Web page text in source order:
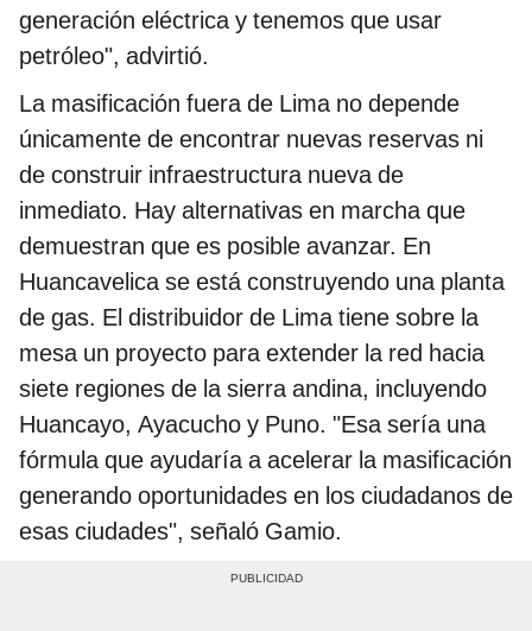
generación eléctrica y tenemos que usar
petróleo", advirtió.
La masificación fuera de Lima no depende
únicamente de encontrar nuevas reservas ni
de construir infraestructura nueva de
inmediato. Hay alternativas en marcha que
demuestran que es posible avanzar. En
Huancavelica se está construyendo una planta
de gas. El distribuidor de Lima tiene sobre la
mesa un proyecto para extender la red hacia
siete regiones de la sierra andina, incluyendo
Huancayo, Ayacucho y Puno. "Esa sería una
fórmula que ayudaría a acelerar la masificación
generando oportunidades en los ciudadanos de
esas ciudades", señaló Gamio.